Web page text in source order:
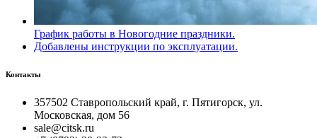
График работы в Новогодние праздники.
Добавлены инструкции по эксплуатации.
Контакты
357502 Ставропольский край, г. Пятигорск, ул.
Московская, дом 56
sale@citsk.ru